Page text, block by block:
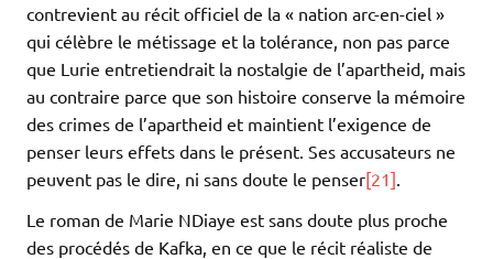
contrevient au récit officiel de la « nation arc-en-ciel »
qui célèbre le métissage et la tolérance, non pas parce
que Lurie entretiendrait la nostalgie de l’apartheid, mais
au contraire parce que son histoire conserve la mémoire
des crimes de l’apartheid et maintient l’exigence de
penser leurs effets dans le présent. Ses accusateurs ne
peuvent pas le dire, ni sans doute le penser[21]
Le roman de Marie NDiaye est sans doute plus proche
des procédés de Kafka, en ce que le récit réaliste de